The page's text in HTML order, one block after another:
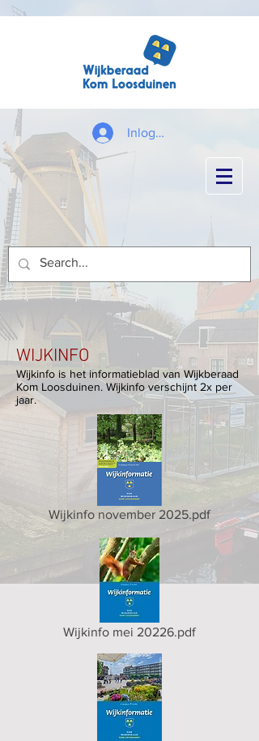
Inloggen
WIJKINFO
Wijkinfo is het informatieblad van Wijkberaad
Kom Loosduinen. Wijkinfo verschijnt 2x per
jaar.
Wijkinfo november 2025.pdf
Wijkinfo mei 20226.pdf